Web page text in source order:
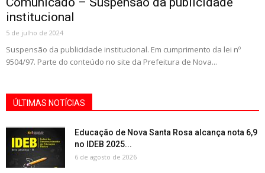
institucional
5 de julho de 2024
Suspensão da publicidade institucional. Em cumprimento da lei nº
9504/97. Parte do conteúdo no site da Prefeitura de Nova...
ÚLTIMAS NOTÍCIAS
Educação de Nova Santa Rosa alcança nota 6,9
no IDEB 2025...
6 de agosto de 2026